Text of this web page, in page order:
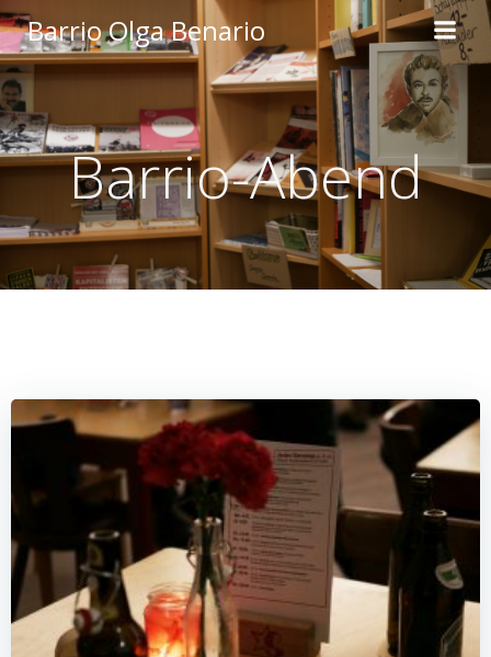
Inhalt
springen
Barrio Olga Benario
Barrio-Abend